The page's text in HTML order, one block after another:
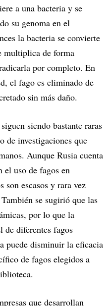
a una bacteria y se
su genoma en el
la bacteria se convierte
multiplica de forma
por completo. En
el fago es eliminado de
sin más daño.
siendo bastante raras
de investigaciones que
Aunque Rusia cuenta
el uso de fagos en
son escasos y rara vez
se sugirió que las
por lo que la
de diferentes fagos
puede disminuir la eficacia
de fagos elegidos a
que desarrollan